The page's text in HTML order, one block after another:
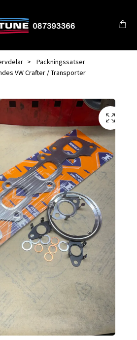
Packningssatser
VW Crafter / Transporter